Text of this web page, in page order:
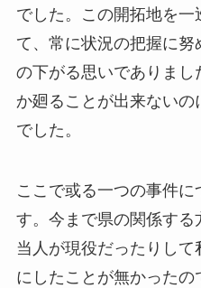
でした。この開拓地を
て、常に状況の把握に
の下がる思いでありまし
か廻ることが出来ない
でした。
ここで或る一つの事件に
す。今まで県の関係す
当人が現役だったりして
にしたことが無かった